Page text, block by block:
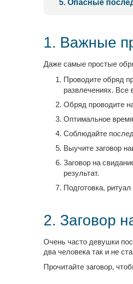
5. Опасные
1. Важные
Даже самые простые
Проводите обряд
развлечениях.
Обряд проводите
Оптимальное
Соблюдайте
Выучите заговор
Заговор на
результат.
Подготовка,
2. Заговор
Очень часто девушки
два человека так и не
Прочитайте заговор,